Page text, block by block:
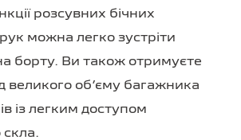
розсувних бічних
можна легко зустріти
борту. Ви також отримуєте
великого об’єму багажника
із легким доступом
скла.